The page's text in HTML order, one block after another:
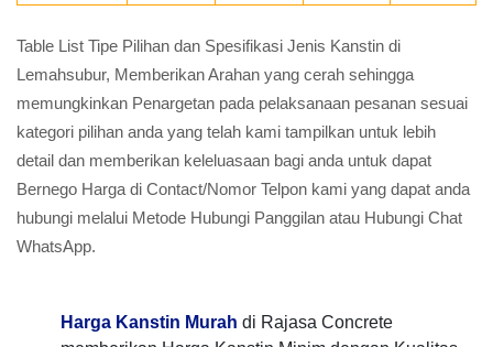
Table List Tipe Pilihan dan Spesifikasi Jenis Kanstin di
Lemahsubur, Memberikan Arahan yang cerah sehingga
memungkinkan Penargetan pada pelaksanaan pesanan sesuai
kategori pilihan anda yang telah kami tampilkan untuk lebih
detail dan memberikan keleluasaan bagi anda untuk dapat
Bernego Harga di Contact/Nomor Telpon kami yang dapat anda
hubungi melalui Metode Hubungi Panggilan atau Hubungi Chat
WhatsApp.
Harga Kanstin Murah di Rajasa Concrete